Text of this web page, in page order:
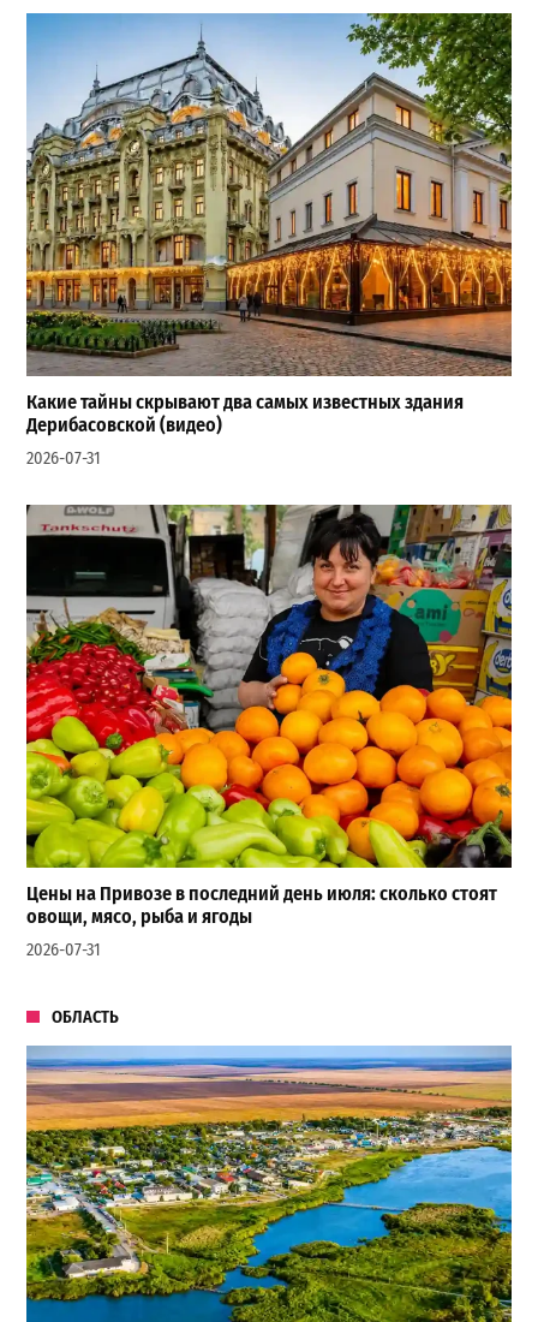
Какие тайны скрывают два самых известных здания
Дерибасовской (видео)
2026-07-31
Цены на Привозе в последний день июля: сколько стоят
овощи, мясо, рыба и ягоды
2026-07-31
ОБЛАСТЬ